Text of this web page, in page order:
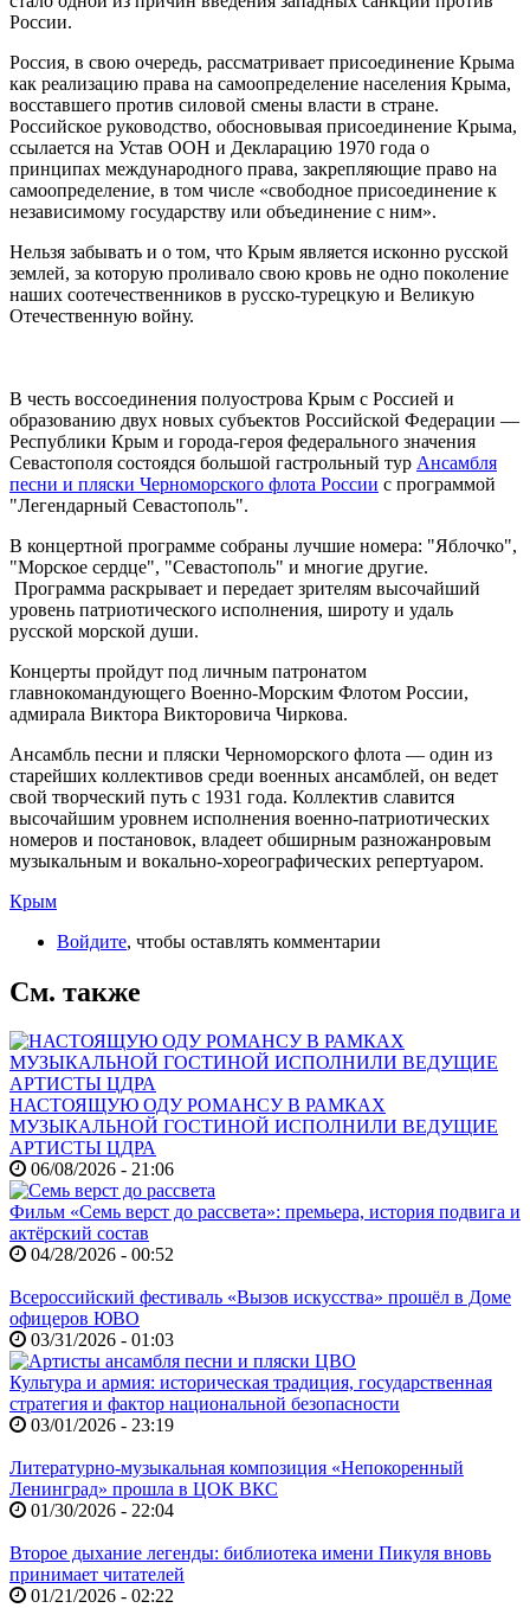
России.
Россия, в свою очередь, рассматривает присоединение Крыма
как реализацию права на самоопределение населения Крыма,
восставшего против силовой смены власти в стране.
Российское руководство, обосновывая присоединение Крыма,
ссылается на Устав ООН и Декларацию 1970 года о
принципах международного права, закрепляющие право на
самоопределение, в том числе «свободное присоединение к
независимому государству или объединение с ним».
Нельзя забывать и о том, что Крым является исконно русской
землей, за которую проливало свою кровь не одно поколение
наших соотечественников в русско-турецкую и Великую
Отечественную войну.
В честь воссоединения полуострова Крым с Россией и
образованию двух новых субъектов Российской Федерации —
Республики Крым и города-героя федерального значения
Севастополя состоядся большой гастрольный тур Ансамбля
песни и пляски Черноморского флота России с программой
"Легендарный Севастополь".
В концертной программе собраны лучшие номера: "Яблочко",
"Морское сердце", "Севастополь" и многие другие.
Программа раскрывает и передает зрителям высочайший
уровень патриотического исполнения, широту и удаль
русской морской души.
Концерты пройдут под личным патронатом
главнокомандующего Военно-Морским Флотом России,
адмирала Виктора Викторовича Чиркова.
Ансамбль песни и пляски Черноморского флота — один из
старейших коллективов среди военных ансамблей, он ведет
свой творческий путь с 1931 года. Коллектив славится
высочайшим уровнем исполнения военно-патриотических
номеров и постановок, владеет обширным разножанровым
музыкальным и вокально-хореографических репертуаром.
Крым
Войдите, чтобы оставлять комментарии
См. также
НАСТОЯЩУЮ ОДУ РОМАНСУ В РАМКАХ
МУЗЫКАЛЬНОЙ ГОСТИНОЙ ИСПОЛНИЛИ ВЕДУЩИЕ
АРТИСТЫ ЦДРА
06/08/2026 - 21:06
Фильм «Семь верст до рассвета»: премьера, история подвига и
актёрский состав
04/28/2026 - 00:52
Всероссийский фестиваль «Вызов искусства» прошёл в Доме
офицеров ЮВО
03/31/2026 - 01:03
Культура и армия: историческая традиция, государственная
стратегия и фактор национальной безопасности
03/01/2026 - 23:19
Литературно-музыкальная композиция «Непокоренный
Ленинград» прошла в ЦОК ВКС
01/30/2026 - 22:04
Второе дыхание легенды: библиотека имени Пикуля вновь
принимает читателей
01/21/2026 - 02:22